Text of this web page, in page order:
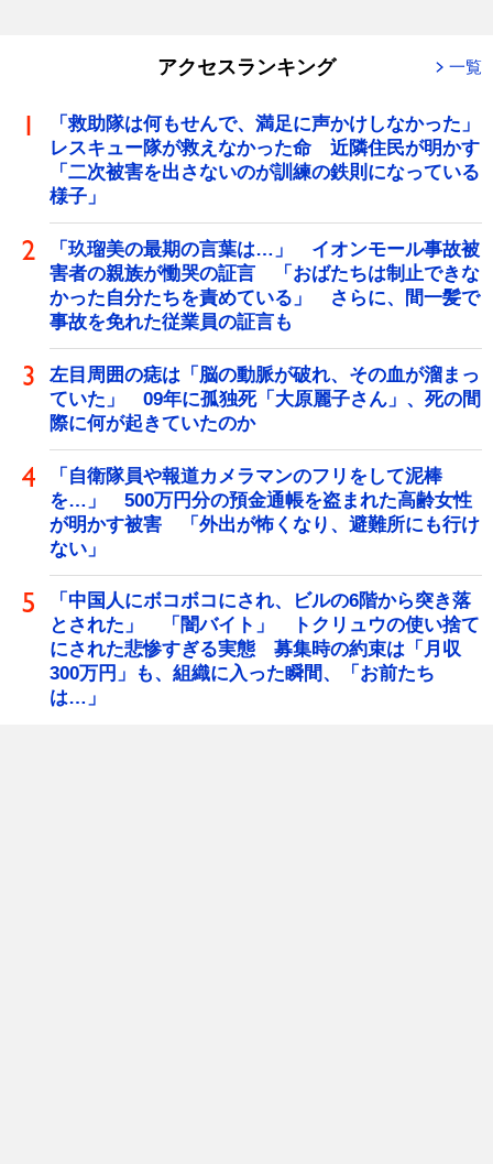
アクセスランキング 一覧
「救助隊は何もせんで、満足に声かけしなかった」
レスキュー隊が救えなかった命 近隣住民が明かす
「二次被害を出さないのが訓練の鉄則になっている
様子」
「玖瑠美の最期の言葉は…」 イオンモール事故被
害者の親族が慟哭の証言 「おばたちは制止できな
かった自分たちを責めている」 さらに、間一髪で
事故を免れた従業員の証言も
左目周囲の痣は「脳の動脈が破れ、その血が溜まっ
ていた」 09年に孤独死「大原麗子さん」、死の間
際に何が起きていたのか
「自衛隊員や報道カメラマンのフリをして泥棒
を…」 500万円分の預金通帳を盗まれた高齢女性
が明かす被害 「外出が怖くなり、避難所にも行け
ない」
「中国人にボコボコにされ、ビルの6階から突き落
とされた」 「闇バイト」 トクリュウの使い捨て
にされた悲惨すぎる実態 募集時の約束は「月収
300万円」も、組織に入った瞬間、「お前たち
は…」